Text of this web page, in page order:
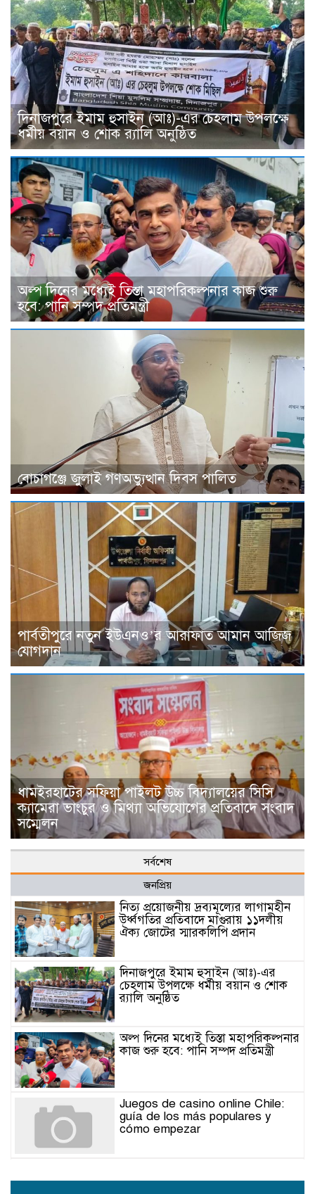
দিনাজপুরে ইমাম হুসাইন (আঃ)-এর চেহলাম উপলক্ষে
ধর্মীয় বয়ান ও শোক র‍্যালি অনুষ্ঠিত
অল্প দিনের মধ্যেই তিস্তা মহাপরিকল্পনার কাজ শুরু
হবে: পানি সম্পদ প্রতিমন্ত্রী
বোচাগঞ্জে জুলাই গণঅভ্যুত্থান দিবস পালিত
পার্বতীপুরে নতুন ইউএনও’র আরাফাত আমান আজিজ
যোগদান
ধামইরহাটের সফিয়া পাইলট উচ্চ বিদ্যালয়ের সিসি
ক্যামেরা ভাংচুর ও মিথ্যা অভিযোগের প্রতিবাদে সংবাদ
সম্মেলন
সর্বশেষ
জনপ্রিয়
নিত্য প্রয়োজনীয় দ্রব্যমূল্যের লাগামহীন
উর্ধ্বগতির প্রতিবাদে মাগুরায় ১১দলীয়
ঐক্য জোটের স্মারকলিপি প্রদান
দিনাজপুরে ইমাম হুসাইন (আঃ)-এর
চেহলাম উপলক্ষে ধর্মীয় বয়ান ও শোক
র‍্যালি অনুষ্ঠিত
অল্প দিনের মধ্যেই তিস্তা মহাপরিকল্পনার
কাজ শুরু হবে: পানি সম্পদ প্রতিমন্ত্রী
Juegos de casino online Chile:
guía de los más populares y
cómo empezar
casino: licence, bezpečnost a